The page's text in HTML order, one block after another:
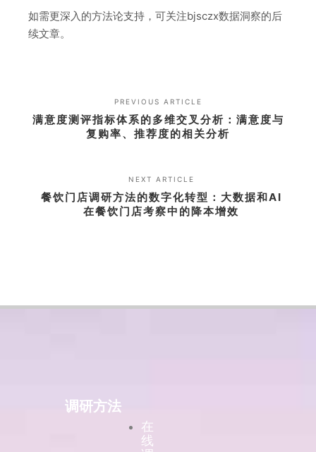
如需更深入的方法论支持，可关注bjsczx数据洞察的后
续文章。
PREVIOUS ARTICLE
满意度测评指标体系的多维交叉分析：满意度与
复购率、推荐度的相关分析
NEXT ARTICLE
餐饮门店调研方法的数字化转型：大数据和AI
在餐饮门店考察中的降本增效
调研方法
在
线